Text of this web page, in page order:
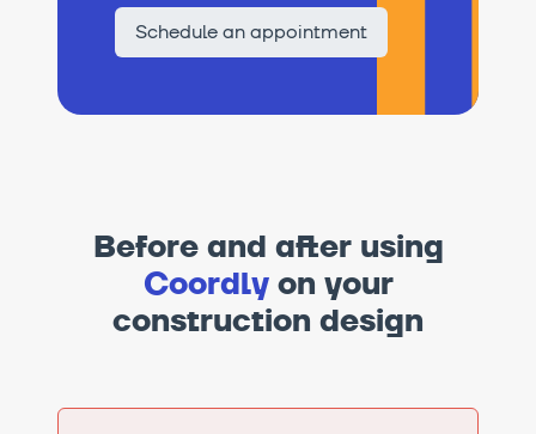
Schedule an appointment
Before and after using
Coordlyon your
construction design